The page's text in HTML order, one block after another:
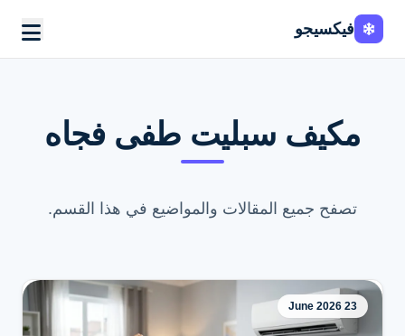
فيكسيجو
مكيف سبليت طفى فجاه
تصفح جميع المقالات والمواضيع في هذا القسم.
23 June 2026